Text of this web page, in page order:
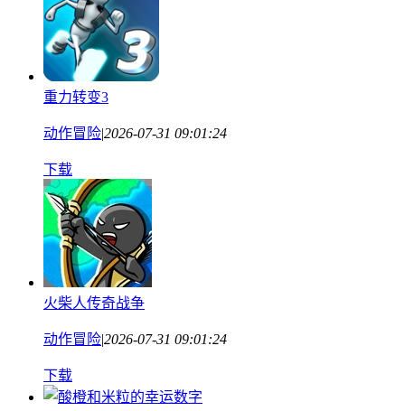
重力转变3
动作冒险2026-07-31 09:01:24
下载
火柴人传奇战争
动作冒险2026-07-31 09:01:24
下载